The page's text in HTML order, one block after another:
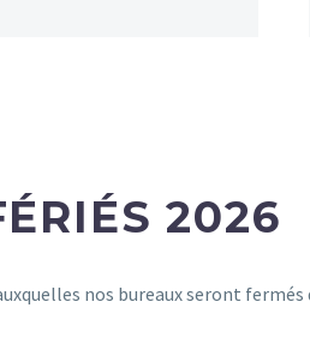
2026
nos bureaux seront